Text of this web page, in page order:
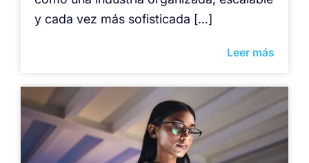
y cada vez más sofisticada […]
Leer más